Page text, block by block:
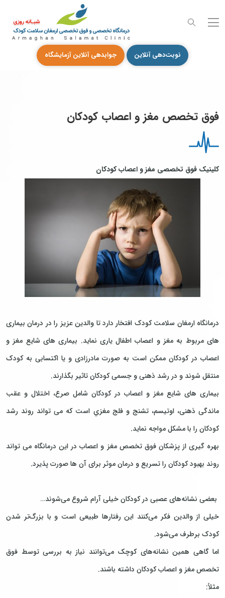
نوبت‌دهی آنلاین جوابدهی آنلاین آزمایشگاه
فوق تخصص مغز و اعصاب کودکان
کلینیک فوق تخصصی مغز و اعصاب کودکان
درمانگاه ارمغان سلامت کودک افتخار دارد تا والدین عزیز را در درمان بیماری
های مربوط به مغز و اعصاب اطفال یاری نماید. بیماری های شایع مغز و
اعصاب در کودکان ممکن است به صورت مادرزادی و یا اکتسابی به کودک
منتقل شوند و در رشد ذهنی و جسمی کودکان تاثیر بگذارند.
بیماری های شایع مغز و اعصاب در کودکان شامل صرع، اختلال و عقب
ماندگی ذهنی، اوتیسم، تشنج و فلج مغزي است که می تواند روند رشد
کودکان را با مشکل مواجه نماید.
بهره گیری از پزشکان فوق تخصص مغز و اعصاب در این درمانگاه می تواند
روند بهبود کودکان را تسریع و درمان موثر برای آن ها صورت پذیرد.
بعضی نشانه‌های عصبی در کودکان خیلی آرام شروع می‌شوند…
خیلی از والدین فکر می‌کنند این رفتارها طبیعی است و با بزرگ‌تر شدن
کودک برطرف می‌شود.
اما گاهی همین نشانه‌های کوچک می‌توانند نیاز به بررسی توسط فوق
تخصص مغز و اعصاب کودکان داشته باشند.
مثلاً: